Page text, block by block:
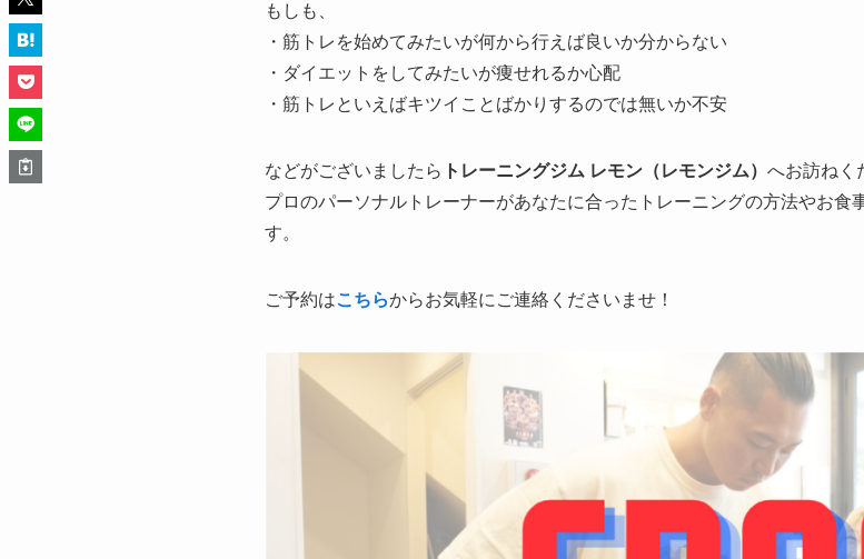
もしも、
・筋トレを始めてみたいが何から行えば良いか分からない
・ダイエットをしてみたいが痩せれるか心配
・筋トレといえばキツイことばかりするのでは無いか不安
などがございましたら トレーニングジム レモン（レモンジム） へお訪ねく
プロのパーソナルトレーナーがあなたに合ったトレーニングの方法やお食
す。
ご予約はこちらからお気軽にご連絡くださいませ！